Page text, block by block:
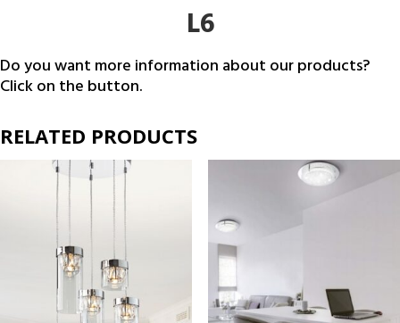
L6
Do you want more information about our products?
Click on the button.
RELATED PRODUCTS